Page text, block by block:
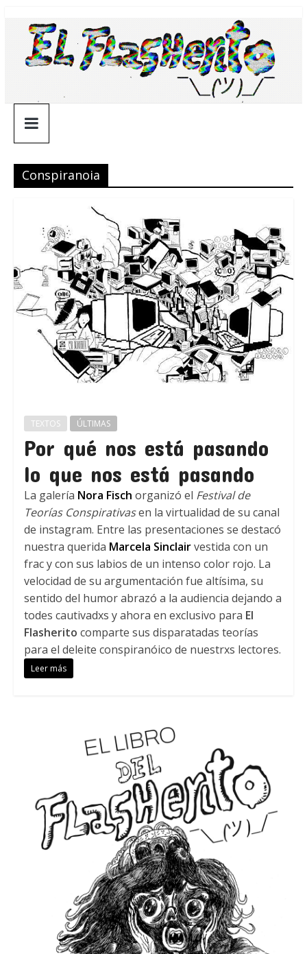
contenido
¯\_(ツ)_/
¯
Conspiranoia
TEXTOS ÚLTIMAS
Por qué nos está pasando
lo que nos está pasando
La galería Nora Fisch organizó el Festival de
Teorías Conspirativasen la virtualidad de su canal
de instagram. Entre las presentaciones se destacó
nuestra querida Marcela Sinclairvestida con un
frac y con sus labios de un intenso color rojo. La
velocidad de su argumentación fue altísima, su
sentido del humor abrazó a la audiencia dejando a
todes cautivadxs y ahora en exclusivo para El
Flasherito comparte sus disparatadas teorías
para el deleite conspiranóico de nuestrxs lectores.
Leer más